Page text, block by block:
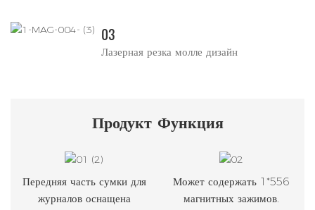
03
Лазерная резка молле дизайн
Продукт Функция
Передняя часть сумки для
журналов оснащена
Может содержать 1*556
магнитных зажимов.